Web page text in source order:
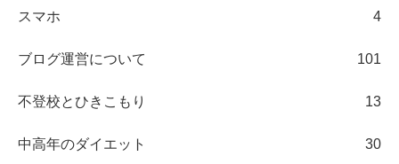
スマホ 4
ブログ運営について 101
不登校とひきこもり 13
中高年のダイエット 30